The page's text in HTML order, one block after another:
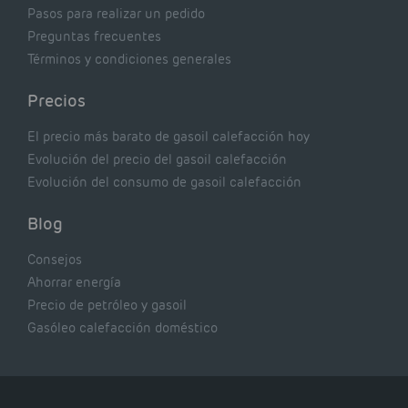
Pasos para realizar un pedido
Preguntas frecuentes
Términos y condiciones generales
Precios
El precio más barato de gasoil calefacción hoy
Evolución del precio del gasoil calefacción
Evolución del consumo de gasoil calefacción
Blog
Consejos
Ahorrar energía
Precio de petróleo y gasoil
Gasóleo calefacción doméstico